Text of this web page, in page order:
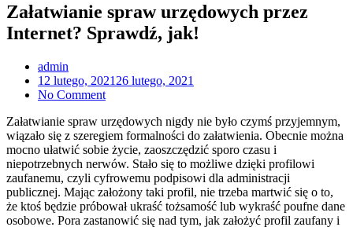
Załatwianie spraw urzędowych przez
Internet? Sprawdź, jak!
admin
12 lutego, 2021 26 lutego, 2021
No Comment
Załatwianie spraw urzędowych nigdy nie było czymś przyjemnym,
wiązało się z szeregiem formalności do załatwienia. Obecnie można
mocno ułatwić sobie życie, zaoszczędzić sporo czasu i
niepotrzebnych nerwów. Stało się to możliwe dzięki profilowi
zaufanemu, czyli cyfrowemu podpisowi dla administracji
publicznej. Mając założony taki profil, nie trzeba martwić się o to,
że ktoś będzie próbował ukraść tożsamość lub wykraść poufne dane
osobowe. Pora zastanowić się nad tym, jak założyć profil zaufany i